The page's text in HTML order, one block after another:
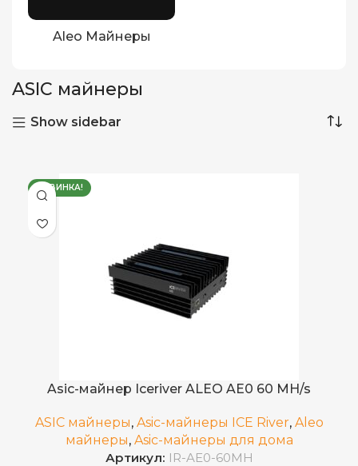
Aleo Майнеры
ASIC майнеры
Show sidebar
НОВИНКА!
Asic-майнер Iceriver ALEO AE0 60 MH/s
ASIC майнеры, Asic-майнеры ICE River, Aleo
майнеры, Asic-майнеры для дома
Артикул: IR-AE0-60MH